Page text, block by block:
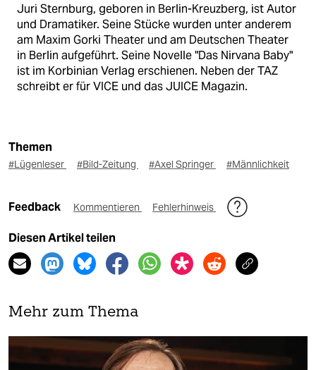
Juri Sternburg, geboren in Berlin-Kreuzberg, ist Autor
und Dramatiker. Seine Stücke wurden unter anderem
am Maxim Gorki Theater und am Deutschen Theater
in Berlin aufgeführt. Seine Novelle "Das Nirvana Baby"
ist im Korbinian Verlag erschienen. Neben der TAZ
schreibt er für VICE und das JUICE Magazin.
Themen
#Lügenleser #Bild-Zeitung #Axel Springer #Männlichkeit
Feedback Kommentieren Fehlerhinweis
Diesen Artikel teilen
Mehr zum Thema